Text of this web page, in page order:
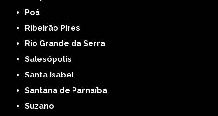
Poá
Ribeirão Pires
Rio Grande da Serra
Salesópolis
Santa Isabel
Santana de Parnaíba
Suzano